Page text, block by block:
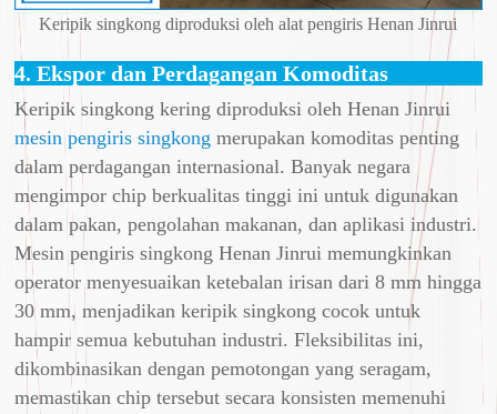
Keripik singkong diproduksi oleh alat pengiris Henan Jinrui
4. Ekspor dan Perdagangan Komoditas
Keripik singkong kering diproduksi oleh Henan Jinrui
mesin pengiris singkong merupakan komoditas penting
dalam perdagangan internasional. Banyak negara
mengimpor chip berkualitas tinggi ini untuk digunakan
dalam pakan, pengolahan makanan, dan aplikasi industri.
Mesin pengiris singkong Henan Jinrui memungkinkan
operator menyesuaikan ketebalan irisan dari 8 mm hingga
30 mm, menjadikan keripik singkong cocok untuk
hampir semua kebutuhan industri. Fleksibilitas ini,
dikombinasikan dengan pemotongan yang seragam,
memastikan chip tersebut secara konsisten memenuhi